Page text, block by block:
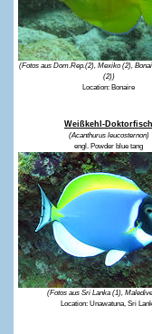
(Fotos aus Dom.Rep.(2), Mexiko (2),
(2))
Location: Bonaire
Weißkehl-Doktorfisch
(Acanthurus leucosternon)
engl. Powder blue tang
(Fotos aus Sri Lanka (1),
Location: Unawatuna, Sri